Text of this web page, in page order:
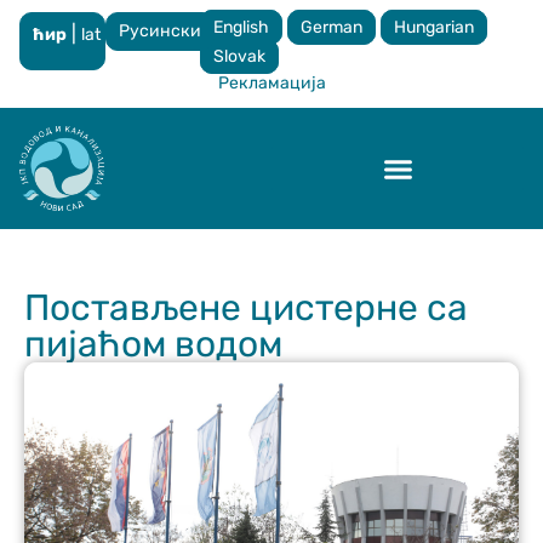
Рекламација
ћир lat Русински English German
Hungarian
Slovak
Постављене цистерне са
пијаћом водом